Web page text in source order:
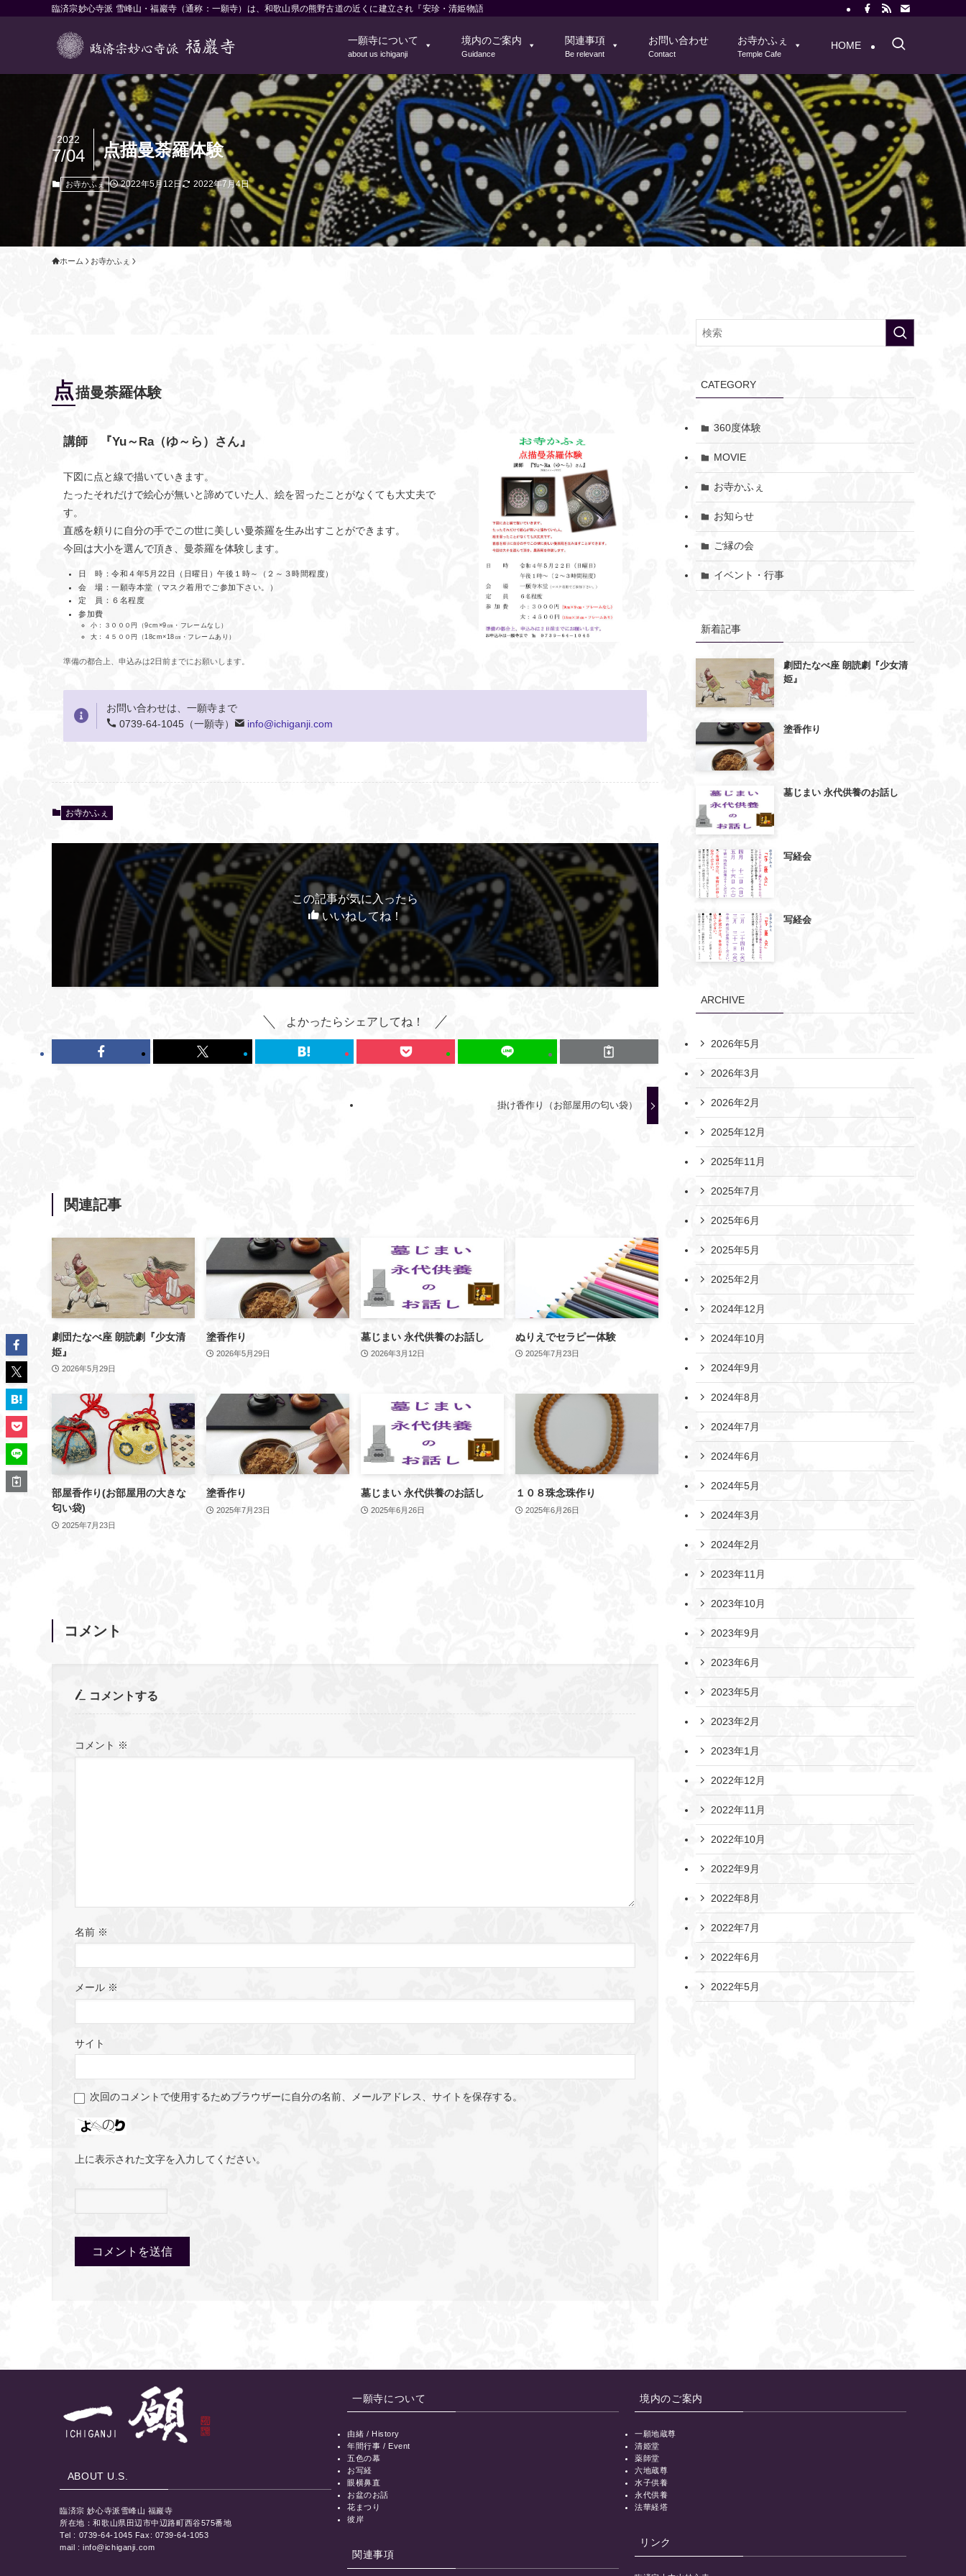
臨済宗妙心寺派 雪峰山・福巖寺（通称：一願寺）は、和歌山県の熊野古道の近くに建立され『安珍・清姫物語』の清姫の菩提寺
一願寺について
about us ichiganji
境内のご案内
Guidance
関連事項
Be relevant
お問い合わせ
Contact
お寺かふぇ
Temple Cafe
HOME
点描曼荼羅体験
2022
7/04
お寺かふぇ 2022年5月12日 2022年7月4日
ホーム お寺かふぇ
点描曼荼羅体験
講師 『Yu～Ra（ゆ～ら）さん』
下図に点と線で描いていきます。
たったそれだけで絵心が無いと諦めていた人、絵を習ったことがなくても大丈夫で
す。
直感を頼りに自分の手でこの世に美しい曼荼羅を生み出すことができます。
今回は大小を選んで頂き、曼荼羅を体験します。
日 時：令和４年5月22日（日曜日）午後１時～（２～３時間程度）
会 場：一願寺本堂（マスク着用でご参加下さい。）
定 員：６名程度
参加費
小：３０００円（9cm×9㎝・フレームなし）
大：４５００円（18cm×18㎝・フレームあり）
準備の都合上、申込みは2日前までにお願いします。
お問い合わせは、一願寺まで
0739-64-1045（一願寺）
info@ichiganji.com
お寺かふぇ
この記事が気に入ったら
いいねしてね！
よかったらシェアしてね！
掛け香作り（お部屋用の匂い袋）
関連記事
劇団たなべ座 朗読劇『少女清
姫』
2026年5月29日
塗香作り
2026年5月29日
墓じまい 永代供養のお話し
2026年3月12日
ぬりえでセラピー体験
2025年7月23日
部屋香作り(お部屋用の大きな
匂い袋)
2025年7月23日
塗香作り
2025年7月23日
墓じまい 永代供養のお話し
2025年6月26日
１０８珠念珠作り
2025年6月26日
コメント
コメントする
コメント ※
名前 ※
メール ※
サイト
次回のコメントで使用するためブラウザーに自分の名前、メールアドレス、サイトを保存する。
上に表示された文字を入力してください。
CATEGORY
360度体験
MOVIE
お寺かふぇ
お知らせ
ご縁の会
イベント・行事
新着記事
劇団たなべ座 朗読劇『少女清
姫』
塗香作り
墓じまい 永代供養のお話し
写経会
写経会
ARCHIVE
2026年5月
2026年3月
2026年2月
2025年12月
2025年11月
2025年7月
2025年6月
2025年5月
2025年2月
2024年12月
2024年10月
2024年9月
2024年8月
2024年7月
2024年6月
2024年5月
2024年3月
2024年2月
2023年11月
2023年10月
2023年9月
2023年6月
2023年5月
2023年2月
2023年1月
2022年12月
2022年11月
2022年10月
2022年9月
2022年8月
2022年7月
2022年6月
2022年5月
ABOUT U.S.
臨済宗 妙心寺派雪峰山 福巖寺
所在地：和歌山県田辺市中辺路町西谷575番地
Tel : 0739-64-1045 Fax: 0739-64-1053
mail : info@ichiganji.com
一願寺について
由緒 / History
年間行事 / Event
五色の幕
お写経
眼横鼻直
お盆のお話
花まつり
彼岸
関連事項
境内のご案内
一願地蔵尊
清姫堂
薬師堂
六地蔵尊
水子供養
永代供養
法華経塔
リンク